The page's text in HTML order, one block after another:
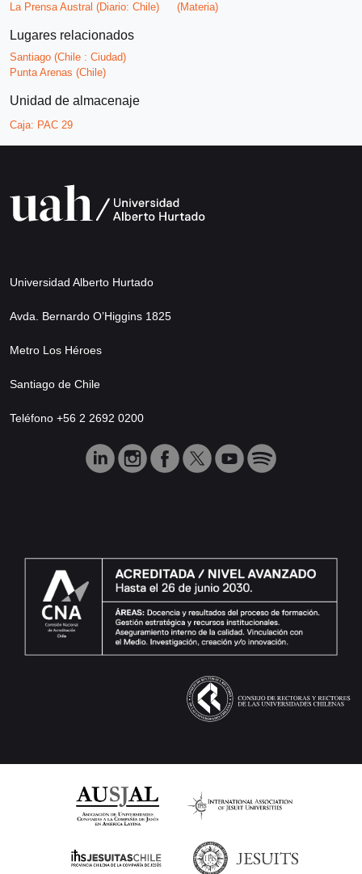
La Prensa Austral (Diario: Chile)
(Materia)
Lugares relacionados
Santiago (Chile : Ciudad)
Punta Arenas (Chile)
Unidad de almacenaje
Caja: PAC 29
Universidad Alberto Hurtado
Avda. Bernardo O’Higgins 1825
Metro Los Héroes
Santiago de Chile
Teléfono +56 2 2692 0200